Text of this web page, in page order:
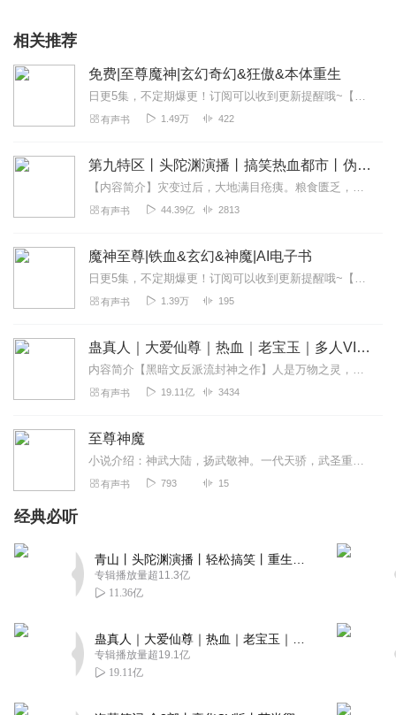
相关推荐
免费|至尊魔神|玄幻奇幻&狂傲&本体重生
日更5集，不定期爆更！订阅可以收到更新提醒哦~【内容简介】在古武世界，外门弟子林元昊怀抱血海深仇，恩师吴天南遭袭陨命。他意外获传九转魔枪决残篇，从此踏上复仇...
有声书 1.49万 422
第九特区丨头陀渊演播丨搞笑热血都市丨伪戒丨VIP免费多人有声剧
【内容简介】灾变过后，大地满目疮痍。粮食匮乏，资源紧俏，局势混乱……一位从待规划区杀出来的青年，背对着漫天黄沙，孤身来到九区谋生，却不曾想偶然结识三五好友，一念...
有声书 44.39亿 2813
魔神至尊|铁血&玄幻&神魔|AI电子书
日更5集，不定期爆更！订阅可以收到更新提醒哦~【内容简介】：在他11岁的时候他就已经毁灭了一个他从小生活的村子。是什么原因呢?他曾经走遍整个大陆!他在寻找着什么...
有声书 1.39万 195
蛊真人｜大爱仙尊｜热血｜老宝玉｜多人VIP免费有声剧
内容简介【黑暗文反派流封神之作】人是万物之灵，蛊是天地真精。一个穿越者不断重生的故事。一个养蛊、炼蛊、用蛊的奇特世界。配音组（男角色）老宝玉旁白...
有声书 19.11亿 3434
至尊神魔
小说介绍：神武大陆，扬武敬神。一代天骄，武圣重生。太一真水，炼体入道。拳撼天地，脚踏天骄.【收听须知】1、至尊神魔2、由于音频节目更新的比较慢，如想快速阅读小说...
有声书 793 15
经典必听
专辑播放量超11.3亿
11.36亿
专辑播放量超19.1亿
19.11亿